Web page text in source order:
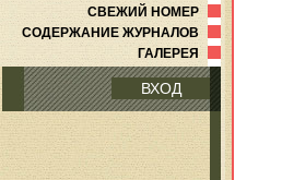
СВЕЖИЙ НОМЕР
СОДЕРЖАНИЕ ЖУРНАЛОВ
ГАЛЕРЕЯ
ВХОД